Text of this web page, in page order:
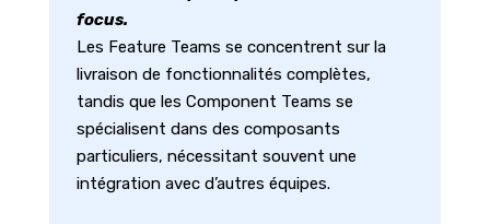
focus.
Les Feature Teams se concentrent sur la
livraison de fonctionnalités complètes,
tandis que les Component Teams se
spécialisent dans des composants
particuliers, nécessitant souvent une
intégration avec d’autres équipes.